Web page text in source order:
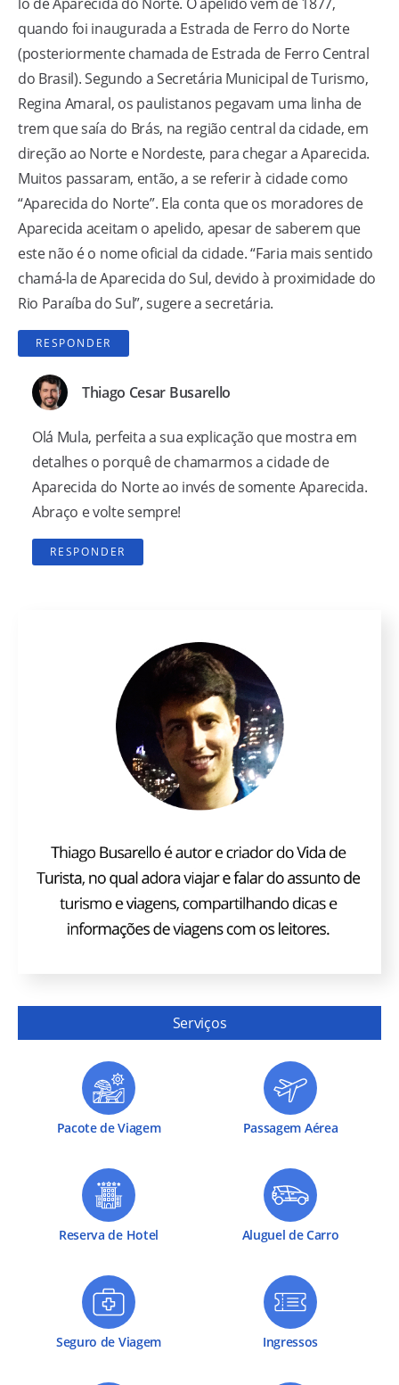
quando foi inaugurada a Estrada de Ferro do Norte
(posteriormente chamada de Estrada de Ferro Central
do Brasil). Segundo a Secretária Municipal de Turismo,
Regina Amaral, os paulistanos pegavam uma linha de
trem que saía do Brás, na região central da cidade, em
direção ao Norte e Nordeste, para chegar a Aparecida.
Muitos passaram, então, a se referir à cidade como
“Aparecida do Norte”. Ela conta que os moradores de
Aparecida aceitam o apelido, apesar de saberem que
este não é o nome oficial da cidade. “Faria mais sentido
chamá-la de Aparecida do Sul, devido à proximidade do
Rio Paraíba do Sul”, sugere a secretária.
RESPONDER
Thiago Cesar Busarello
Olá Mula, perfeita a sua explicação que mostra em
detalhes o porquê de chamarmos a cidade de
Aparecida do Norte ao invés de somente Aparecida.
Abraço e volte sempre!
RESPONDER
Serviços
Pacote de Viagem Passagem Aérea
Reserva de Hotel Aluguel de Carro
Seguro de Viagem Ingressos